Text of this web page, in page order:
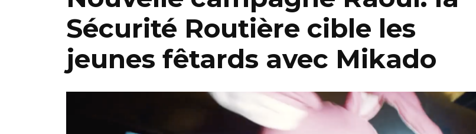
Sécurité Routière cible les
jeunes fêtards avec Mikado